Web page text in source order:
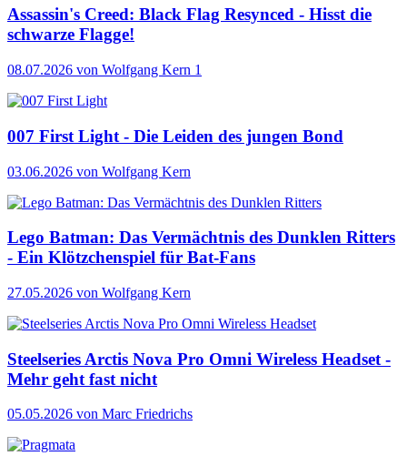
Assassin's Creed: Black Flag Resynced - Hisst die
schwarze Flagge!
08.07.2026 von Wolfgang Kern 1
007 First Light - Die Leiden des jungen Bond
03.06.2026 von Wolfgang Kern
Lego Batman: Das Vermächtnis des Dunklen Ritters
- Ein Klötzchenspiel für Bat-Fans
27.05.2026 von Wolfgang Kern
Steelseries Arctis Nova Pro Omni Wireless Headset -
Mehr geht fast nicht
05.05.2026 von Marc Friedrichs